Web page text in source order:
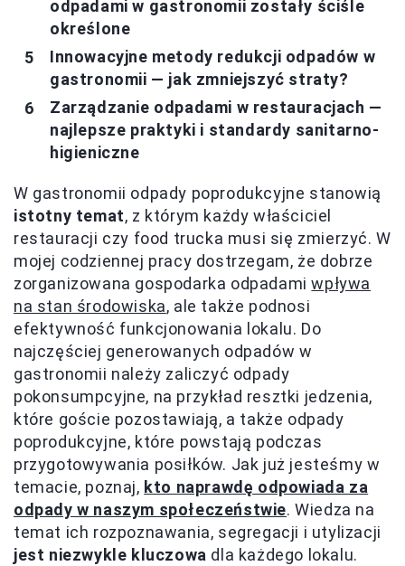
odpadami w gastronomii zostały ściśle
określone
Innowacyjne metody redukcji odpadów w
gastronomii — jak zmniejszyć straty?
Zarządzanie odpadami w restauracjach —
najlepsze praktyki i standardy sanitarno-
higieniczne
W gastronomii odpady poprodukcyjne stanowią
istotny temat, z którym każdy właściciel
restauracji czy food trucka musi się zmierzyć. W
mojej codziennej pracy dostrzegam, że dobrze
zorganizowana gospodarka odpadamiwpływa
na stan środowiska, ale także podnosi
efektywność funkcjonowania lokalu. Do
najczęściej generowanych odpadów w
gastronomii należy zaliczyć odpady
pokonsumpcyjne, na przykład resztki jedzenia,
które goście pozostawiają, a także odpady
poprodukcyjne, które powstają podczas
przygotowywania posiłków. Jak już jesteśmy w
temacie, poznaj, kto naprawdę odpowiada za
odpady w naszym społeczeństwie. Wiedza na
temat ich rozpoznawania, segregacji i utylizacji
jest niezwykle kluczowa dla każdego lokalu.